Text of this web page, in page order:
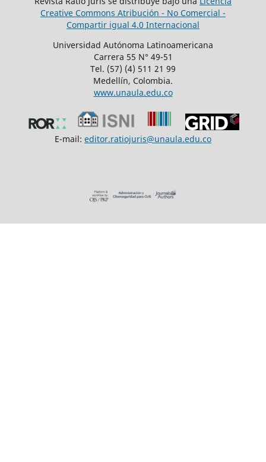
Creative Commons Atribución - No Comercial -
Compartir igual 4.0 Internacional
Universidad Autónoma Latinoamericana
Carrera 55 N° 49-51
Tel. (57) (4) 511 21 99
Medellín, Colombia.
www.unaula.edu.co
E-mail: editor.ratiojuris@unaula.edu.co